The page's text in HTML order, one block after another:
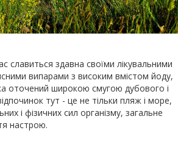
славиться здавна своїми лікувальними
випарами з високим вмістом йоду,
оточений широкою смугою дубового і
тут - це не тільки пляж і море,
і фізичних сил організму, загальне
настрою.